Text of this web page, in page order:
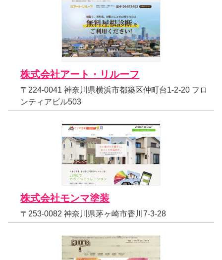
株式会社アート・リルーフ
〒224-0041 神奈川県横浜市都築区仲町台1-2-20 フロ
ンティアビル503
株式会社モンマ塗装
〒253-0082 神奈川県茅ヶ崎市香川7-3-28